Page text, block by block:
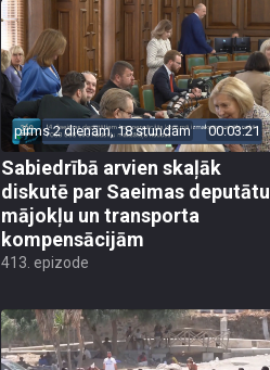
pirms 2 dienām, 18 stundām 00:03:21
Sabiedrībā arvien skaļāk
diskutē par Saeimas deputātu
mājokļu un transporta
kompensācijām
413. epizode